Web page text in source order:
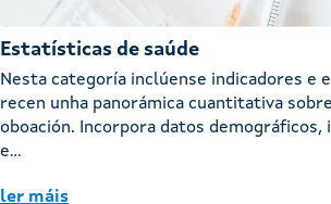
Estatísticas de saúde
Nesta categoría inclúense indicadores e
recen unha panorámica cuantitativa
oboación. Incorpora datos demográficos,
e...
ler máis